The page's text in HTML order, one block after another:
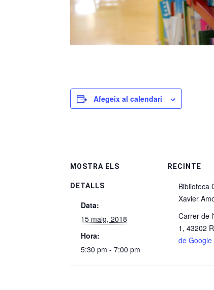
Afegeix al calendari
MOSTRA ELS
DETALLS
Data:
15 maig, 2018
Hora:
5:30 pm - 7:00 pm
RECINTE
Biblioteca
Xavier
Carrer de
1, 43202
de Google